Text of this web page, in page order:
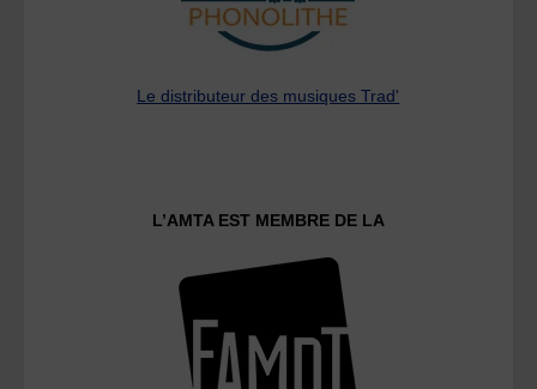
Le distributeur des musiques Trad'
L’AMTA EST MEMBRE DE LA